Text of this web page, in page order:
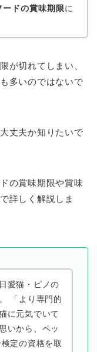
ードの賞味期限に
が切れてしまい、
多いのではないで
丈夫か知りたいで
の賞味期限や賞味
詳しく解説しま
愛猫・ピノの
「より専門的
に元気でいて
いから、ペッ
定の資格を取